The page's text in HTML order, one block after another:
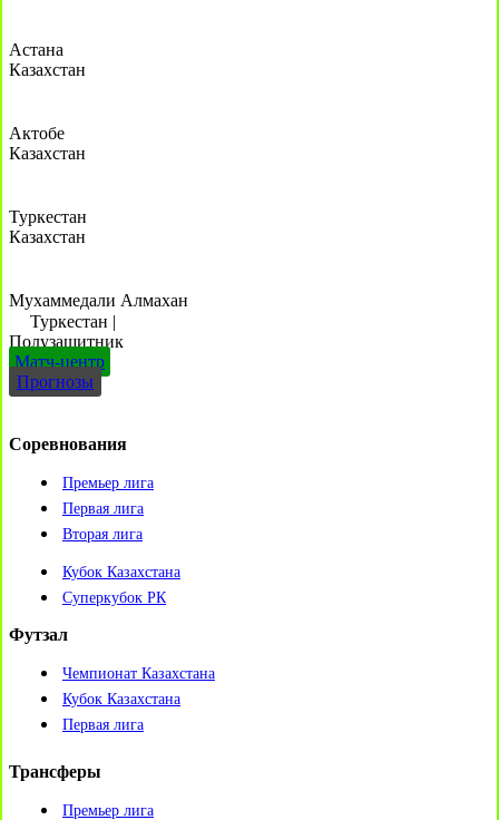
Астана
Казахстан
Актобе
Казахстан
Туркестан
Казахстан
Мухаммедали Алмахан
Туркестан |
Полузащитник
Матч-центр
Прогнозы
Соревнования
Премьер лига
Первая лига
Вторая лига
Кубок Казахстана
Суперкубок РК
Футзал
Чемпионат Казахстана
Кубок Казахстана
Первая лига
Трансферы
Премьер лига